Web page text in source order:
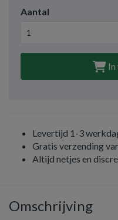
Aantal
In
Levertijd 1-3
Gratis verzending
Altijd netjes en
Omschrijving